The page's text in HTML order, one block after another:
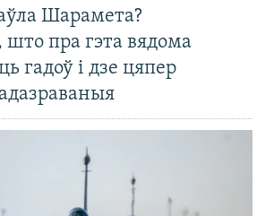
Шарамета?
што пра гэта вядома
гадоў і дзе цяпер